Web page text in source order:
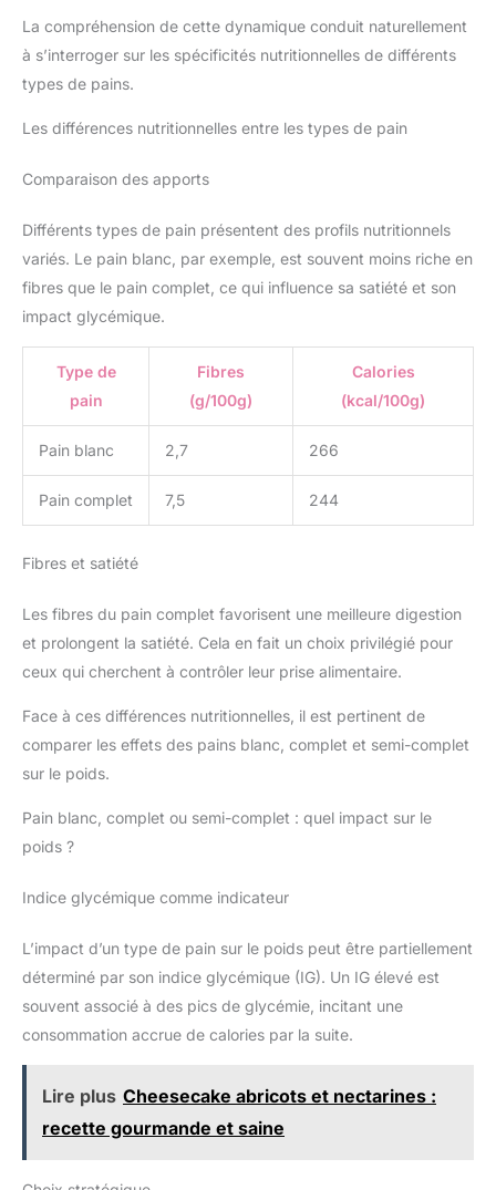
La compréhension de cette dynamique conduit naturellement
à s’interroger sur les spécificités nutritionnelles de différents
types de pains.
Les différences nutritionnelles entre les types de pain
Comparaison des apports
Différents types de pain présentent des profils nutritionnels
variés. Le pain blanc, par exemple, est souvent moins riche en
fibres que le pain complet, ce qui influence sa satiété et son
impact glycémique.
Type de
pain
Fibres
(g/100g)
Calories
(kcal/100g)
Pain blanc 2,7 266
Pain complet 7,5 244
Fibres et satiété
Les fibres du pain complet favorisent une meilleure digestion
et prolongent la satiété. Cela en fait un choix privilégié pour
ceux qui cherchent à contrôler leur prise alimentaire.
Face à ces différences nutritionnelles, il est pertinent de
comparer les effets des pains blanc, complet et semi-complet
sur le poids.
Pain blanc, complet ou semi-complet : quel impact sur le
poids ?
Indice glycémique comme indicateur
L’impact d’un type de pain sur le poids peut être partiellement
déterminé par son indice glycémique (IG). Un IG élevé est
souvent associé à des pics de glycémie, incitant une
consommation accrue de calories par la suite.
Lire plus Cheesecake abricots et nectarines :
recette gourmande et saine